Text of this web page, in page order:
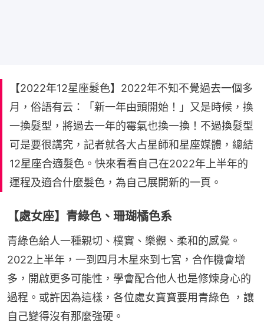
【2022年12星座髮色】2022年不知不覺過去一個多
月，俗語有云：「新一年由頭開始！」又是時候，換
一換髮型，將過去一年的霉氣也換一換！不過換髮型
可是要很講究，記者就各大占星師和星座媒體，總結
12星座合適髮色。快來看看自己在2022年上半年的
運程及適合什麼髮色，為自己展開新的一頁。
【處女座】青綠色、珊瑚橘色系
青綠色給人一種親切、樸實、樂觀、柔和的感覺。
2022上半年，一到四月木星來到七宮，合作機會增
多，開啟更多可能性，學會配合他人也是修煉身心的
過程。或許因為這樣，各位處女寶寶要用青綠色 ，讓
自己變得沒有那麼強硬。